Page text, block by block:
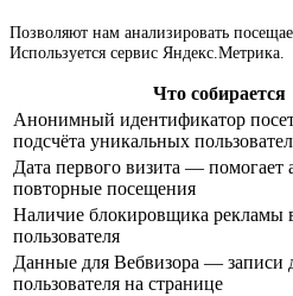
Позволяют нам анализировать
Используется сервис Яндекс.Метрика.
Что собирается
Анонимный идентификатор
подсчёта уникальных
Дата первого визита — помогает
повторные посещения
Наличие блокировщика рекламы
пользователя
Данные для Вебвизора — записи
пользователя на странице